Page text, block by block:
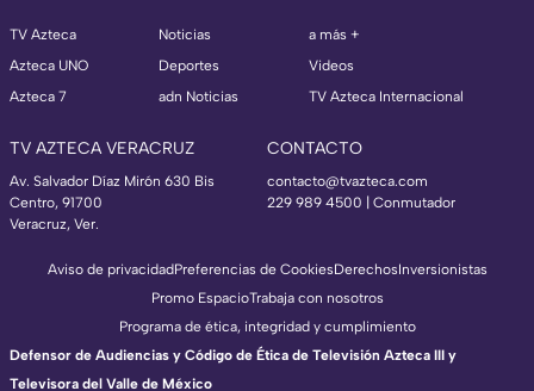
TV Azteca
Azteca UNO
Azteca 7
Noticias
Deportes
adn Noticias
a más +
Videos
TV Azteca Internacional
TV AZTECA VERACRUZ
Av. Salvador Díaz Mirón 630 Bis
Centro, 91700
Veracruz, Ver.
CONTACTO
contacto@tvazteca.com
229 989 4500 | Conmutador
Aviso de privacidadPreferencias de CookiesDerechosInversionistas
Promo EspacioTrabaja con nosotros
Programa de ética, integridad y cumplimiento
Defensor de Audiencias y Código de Ética de Televisión Azteca III y
Televisora del Valle de México